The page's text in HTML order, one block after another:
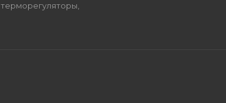
терморегуляторы,